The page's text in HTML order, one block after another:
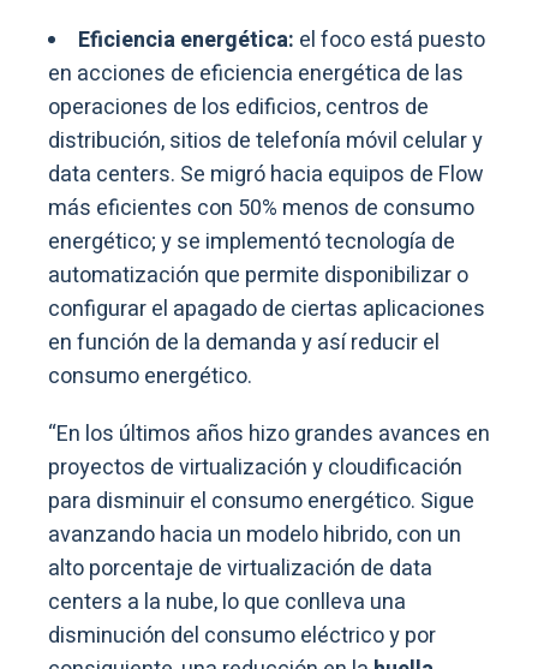
Eficiencia energética: el foco está puesto
en acciones de eficiencia energética de las
operaciones de los edificios, centros de
distribución, sitios de telefonía móvil celular y
data centers. Se migró hacia equipos de Flow
más eficientes con 50% menos de consumo
energético; y se implementó tecnología de
automatización que permite disponibilizar o
configurar el apagado de ciertas aplicaciones
en función de la demanda y así reducir el
consumo energético.
“En los últimos años hizo grandes avances en
proyectos de virtualización y cloudificación
para disminuir el consumo energético. Sigue
avanzando hacia un modelo hibrido, con un
alto porcentaje de virtualización de data
centers a la nube, lo que conlleva una
disminución del consumo eléctrico y por